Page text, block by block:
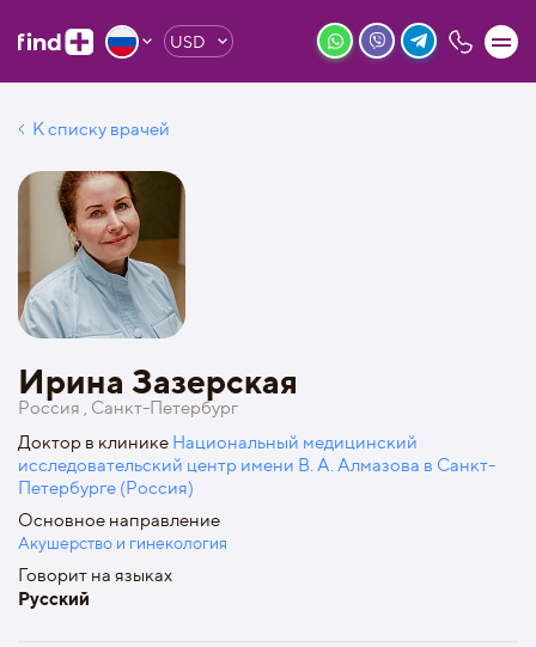
USD
К списку врачей
Ирина Зазерская
Россия , Санкт-Петербург
Доктор в клинике Национальный медицинский
исследовательский центр имени В. А. Алмазова в Санкт-
Петербурге (Россия)
Основное направление
Акушерство и гинекология
Говорит на языках
Русский